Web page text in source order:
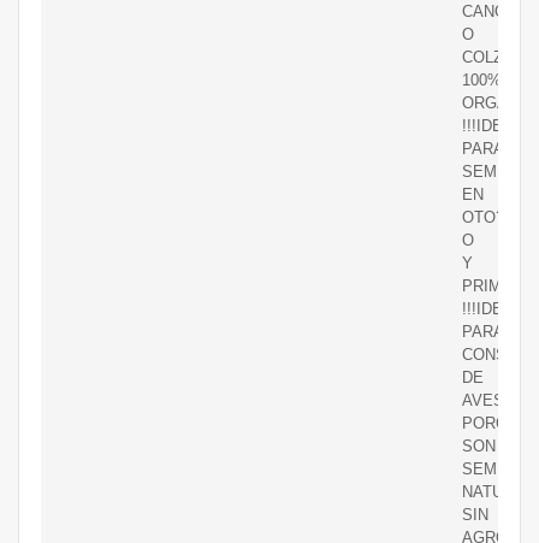
CANOLA
O
COLZA
100%
!!!IDEAL
PARA
SEMBRAR
EN
OTO?
O
Y
!!!IDEAL
PARA
DE
AVES
PORQUE
SON
SEMILLAS
SIN